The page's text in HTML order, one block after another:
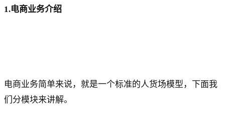
1.电商业务介绍
电商业务简单来说，就是一个标准的人货场模型，下面我
们分模块来讲解。